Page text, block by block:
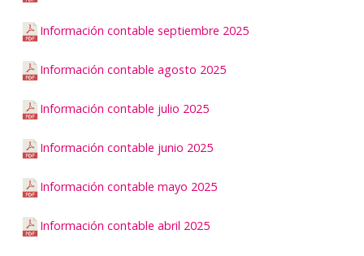
Información contable septiembre 2025
Información contable agosto 2025
Información contable julio 2025
Información contable junio 2025
Información contable mayo 2025
Información contable abril 2025